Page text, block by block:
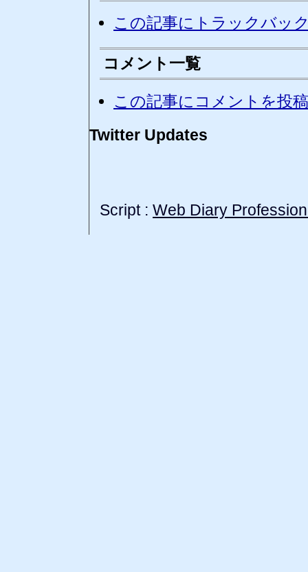
この記事にトラックバッ
コメント一覧
この記事にコメントを投
Twitter Updates
Script : Web Diary